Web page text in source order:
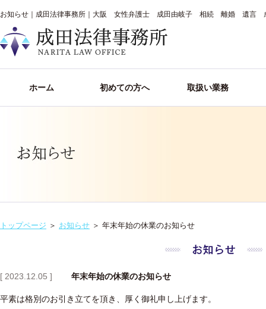
お知らせ｜成田法律事務所｜大阪 女性弁護士 成田由岐子 相続 離婚 遺言 成
ホーム 初めての方へ 取扱い業務
トップページ ＞ お知らせ ＞ 年末年始の休業のお知らせ
[ 2023.12.05 ] 年末年始の休業のお知らせ
平素は格別のお引き立てを頂き、厚く御礼申し上げます。